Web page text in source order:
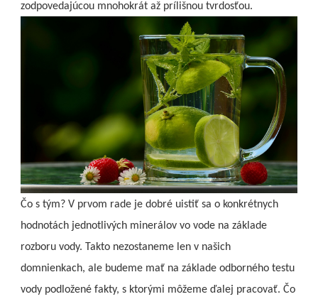
zodpovedajúcou mnohokrát až prílišnou tvrdosťou.
Čo s tým? V prvom rade je dobré uistiť sa o konkrétnych
hodnotách jednotlivých minerálov vo vode na základe
rozboru vody. Takto nezostaneme len v našich
domnienkach, ale budeme mať na základe odborného testu
vody podložené fakty, s ktorými môžeme ďalej pracovať. Čo